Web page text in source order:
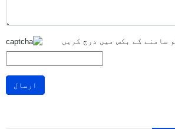
سامنے کے بکس میں درج کریں
ارسال